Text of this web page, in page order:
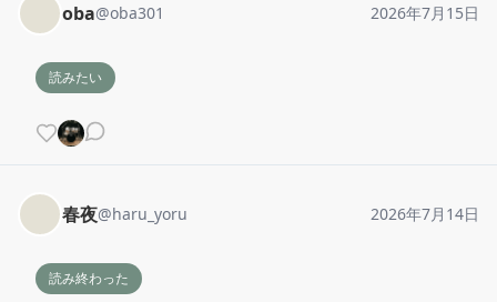
oba@oba301 2026年7月15日
読みたい
春夜@haru_yoru 2026年7月14日
読み終わった